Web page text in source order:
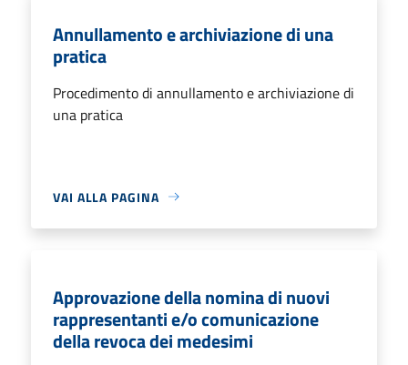
Annullamento e archiviazione di una
pratica
Procedimento di annullamento e archiviazione di
una pratica
VAI ALLA PAGINA
Approvazione della nomina di nuovi
rappresentanti e/o comunicazione
della revoca dei medesimi